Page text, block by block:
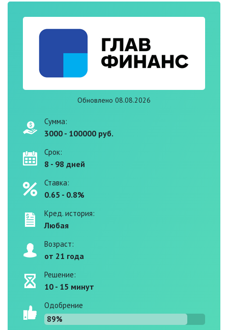
Обновлено 08.08.2026
Сумма:
3000 - 100000 руб.
Срок:
8 - 98 дней
Ставка:
0.65 - 0.8%
Кред. история:
Любая
Возраст:
от 21 года
Решение:
10 - 15 минут
Одобрение
89%